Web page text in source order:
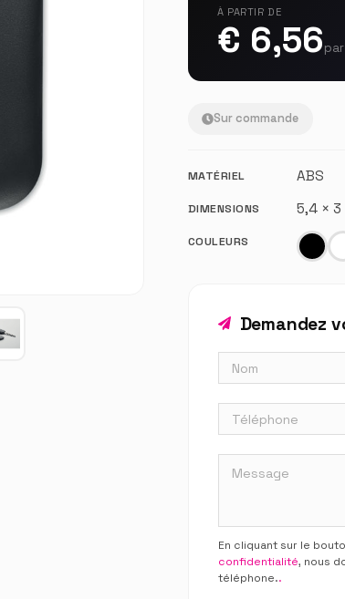
À PARTIR DE
€ 6,56
Sur commande
MATÉRIEL ABS
DIMENSIONS 5,4 × 3
COULEURS
Demandez
En cliquant sur le
confidentialité, nous
téléphone..